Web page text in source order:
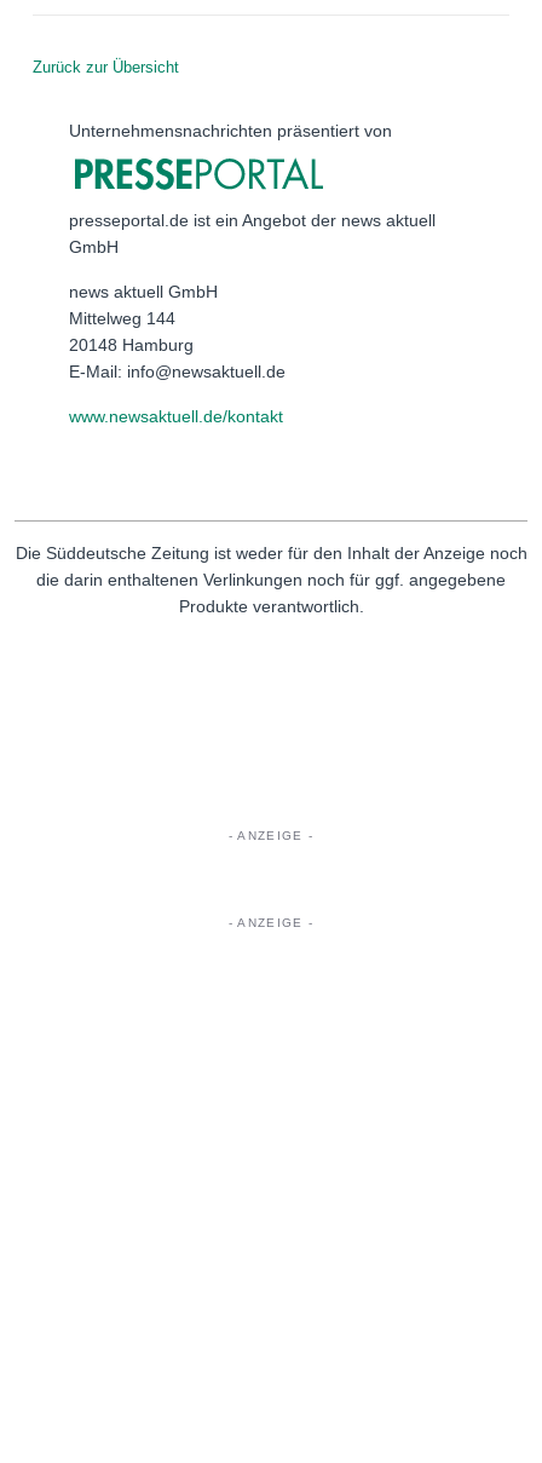
Zurück zur Übersicht
Unternehmensnachrichten präsentiert von
presseportal.de ist ein Angebot der news aktuell
GmbH
news aktuell GmbH
Mittelweg 144
20148 Hamburg
E-Mail: info@newsaktuell.de
www.newsaktuell.de/kontakt
Die Süddeutsche Zeitung ist weder für den Inhalt der Anzeige noch
die darin enthaltenen Verlinkungen noch für ggf. angegebene
Produkte verantwortlich.